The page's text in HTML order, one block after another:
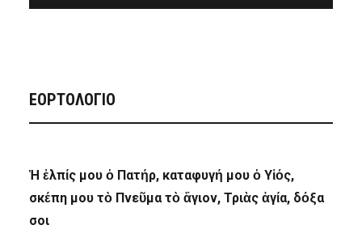
ΕΟΡΤΟΛΟΓΙΟ
Ἡ ἐλπίς μου ὁ Πατήρ, καταφυγή μου ὁ Υἱός,
σκέπη μου τὸ Πνεῦμα τὸ ἅγιον, Τριὰς ἁγία, δόξα
σοι